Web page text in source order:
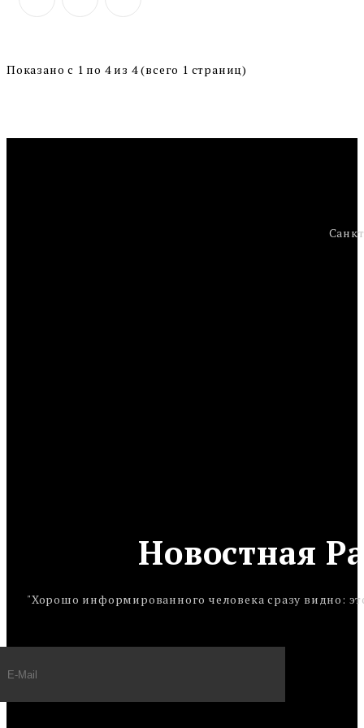
Показано с 1 по 4 из 4 (всего 1 страниц)
Новостная
"Хорошо информированного человека сразу видно: